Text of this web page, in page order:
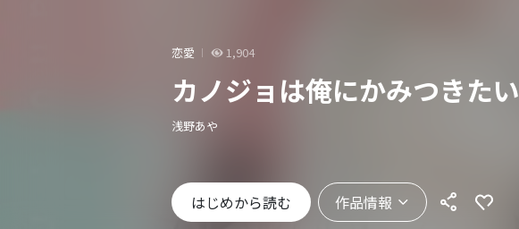
恋愛 1,904
カノジョは俺にかみつきたい
浅野あや
はじめから読む 作品情報